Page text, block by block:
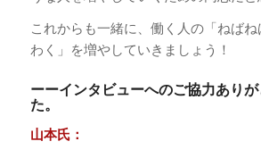
これからも一緒に、働く人の「ねばね
わく」を増やしていきましょう！
ーーインタビューへのご協力あり
た。
山本氏：